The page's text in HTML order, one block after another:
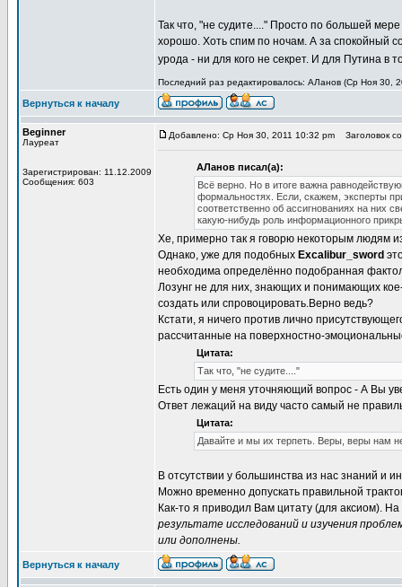
Так что, "не судите...." Просто по большей
хорошо. Хоть спим по ночам. А за спокойный
урода - ни для кого не секрет. И для Путина в
Последний раз редактировалось: АЛанов (Ср Ноя 30,
Вернуться к началу
Beginner
Лауреат
Зарегистрирован: 11.12.2009
Сообщения: 603
Добавлено: Ср Ноя 30, 2011 10:32 pm Заголовок
АЛанов писал(а):
Всё верно. Но в итоге важна
формальностях. Если, скажем, эксперты
соответственно об ассигнованиях на них
какую-нибудь роль информационного
Хе, примерно так я говорю некоторым людям
Однако, уже для подобных Excalibur_sword
необходима определённо подобранная
Лозунг не для них, знающих и понимающих
создать или спровоцировать.Верно ведь?
Кстати, я ничего против лично
рассчитанные на поверхностно-
Цитата:
Так что, "не судите...."
Есть один у меня уточняющий вопрос - А Вы
Ответ лежаций на виду часто самый не
Цитата:
Давайте и мы их терпеть. Веры, веры нам
В отсутствии у большинства из нас знаний и
Можно временно допускать правильной
Как-то я приводил Вам цитату (для аксиом).
результате исследований и изучения
или дополнены.
Вернуться к началу